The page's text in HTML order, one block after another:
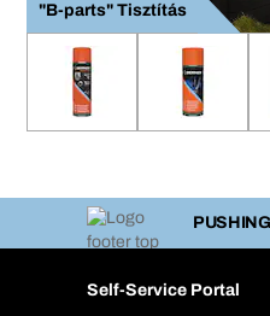
"B-parts" Tisztítás
Self-Service Portal